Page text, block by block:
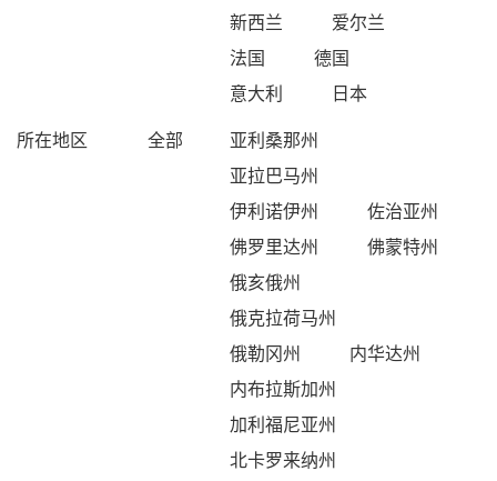
新西兰
爱尔兰
法国
德国
意大利
日本
所在地区
全部
亚利桑那州
亚拉巴马州
伊利诺伊州
佐治亚州
佛罗里达州
佛蒙特州
俄亥俄州
俄克拉荷马州
俄勒冈州
内华达州
内布拉斯加州
加利福尼亚州
北卡罗来纳州